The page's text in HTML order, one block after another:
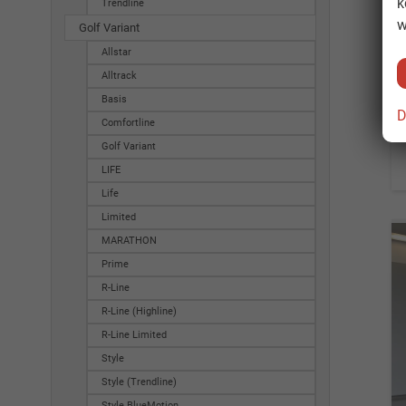
Trendline
Golf Variant
Allstar
Alltrack
Basis
Comfortline
Golf Variant
LIFE
Life
Limited
MARATHON
Prime
R-Line
R-Line (Highline)
R-Line Limited
Style
Style (Trendline)